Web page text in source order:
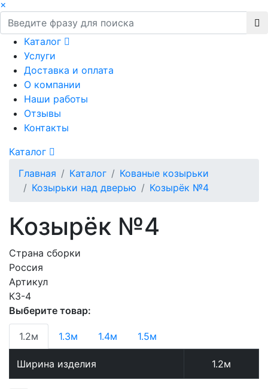
×
Каталог
Услуги
Доставка и оплата
О компании
Наши работы
Отзывы
Контакты
Каталог
Главная
Каталог
Кованые козырьки
Козырьки над дверью
Козырёк №4
Козырёк №4
Страна сборки
Россия
Артикул
КЗ-4
Выберите товар:
1.2м 1.3м 1.4м 1.5м
Ширина изделия 1.2м